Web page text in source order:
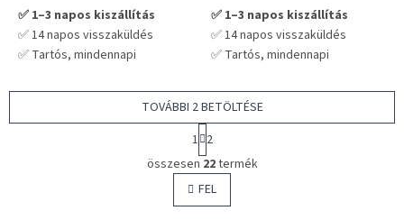
✅ 1–3 napos kiszállítás
✅ 14 napos visszaküldés
✅ Tartós, mindennapi
💡 Praktikus választás hosszú
távra – nem kell cserélgetni
✅ 1–3 napos kiszállítás
✅ 14 napos visszaküldés
✅ Tartós, mindennapi
💡 Praktikus választás hosszú
távra – nem kell cserélgetni
L
i
s
t
TOVÁBBI 2 BETÖLTÉSE
L
a
p
o
z
á
1 2
összesen 22termék
FEL